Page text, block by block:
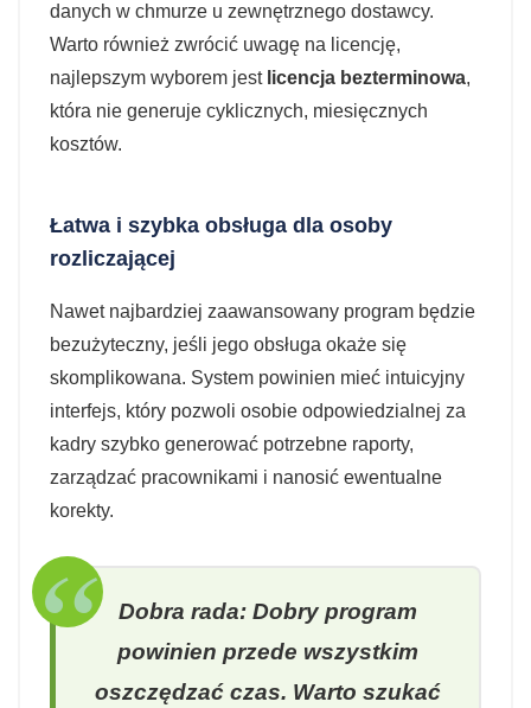
danych w chmurze u zewnętrznego dostawcy.
Warto również zwrócić uwagę na licencję,
najlepszym wyborem jest licencja bezterminowa,
która nie generuje cyklicznych, miesięcznych
kosztów.
Łatwa i szybka obsługa dla osoby
rozliczającej
Nawet najbardziej zaawansowany program będzie
bezużyteczny, jeśli jego obsługa okaże się
skomplikowana. System powinien mieć intuicyjny
interfejs, który pozwoli osobie odpowiedzialnej za
kadry szybko generować potrzebne raporty,
zarządzać pracownikami i nanosić ewentualne
korekty.
Dobra rada: Dobry program
powinien przede wszystkim
oszczędzać czas. Warto szukać